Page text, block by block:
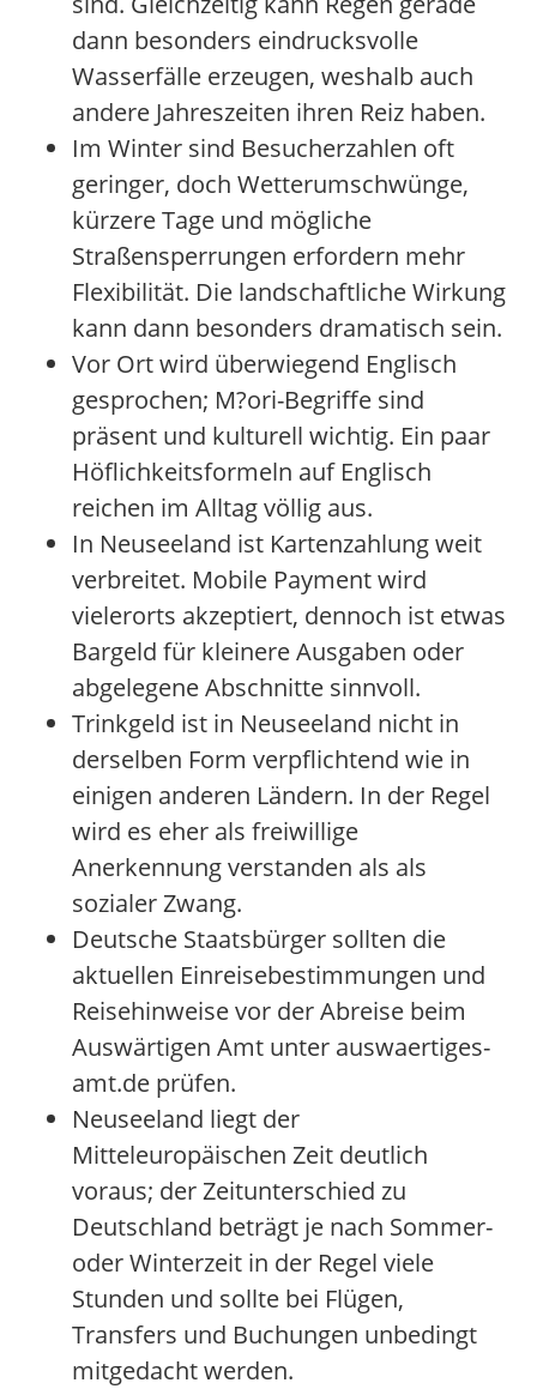
dann besonders eindrucksvolle
Wasserfälle erzeugen, weshalb auch
andere Jahreszeiten ihren Reiz haben.
Im Winter sind Besucherzahlen oft
geringer, doch Wetterumschwünge,
kürzere Tage und mögliche
Straßensperrungen erfordern mehr
Flexibilität. Die landschaftliche Wirkung
kann dann besonders dramatisch sein.
Vor Ort wird überwiegend Englisch
gesprochen; M?ori-Begriffe sind
präsent und kulturell wichtig. Ein paar
Höflichkeitsformeln auf Englisch
reichen im Alltag völlig aus.
In Neuseeland ist Kartenzahlung weit
verbreitet. Mobile Payment wird
vielerorts akzeptiert, dennoch ist etwas
Bargeld für kleinere Ausgaben oder
abgelegene Abschnitte sinnvoll.
Trinkgeld ist in Neuseeland nicht in
derselben Form verpflichtend wie in
einigen anderen Ländern. In der Regel
wird es eher als freiwillige
Anerkennung verstanden als als
sozialer Zwang.
Deutsche Staatsbürger sollten die
aktuellen Einreisebestimmungen und
Reisehinweise vor der Abreise beim
Auswärtigen Amt unter auswaertiges-
amt.de prüfen.
Neuseeland liegt der
Mitteleuropäischen Zeit deutlich
voraus; der Zeitunterschied zu
Deutschland beträgt je nach Sommer-
oder Winterzeit in der Regel viele
Stunden und sollte bei Flügen,
Transfers und Buchungen unbedingt
mitgedacht werden.